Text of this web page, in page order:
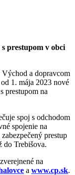
prestupom v obci
a dopravcom
1. mája 2023 nové
prestupom na
spoj s odchodom
spojenie na
prestup
do Trebišova.
na
a www.cp.sk.